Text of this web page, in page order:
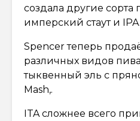
создала другие сорта
имперский стаут и IPA.
Spencer теперь
различных видов
тыквенный эль с
Mash,.
ITA сложнее всего